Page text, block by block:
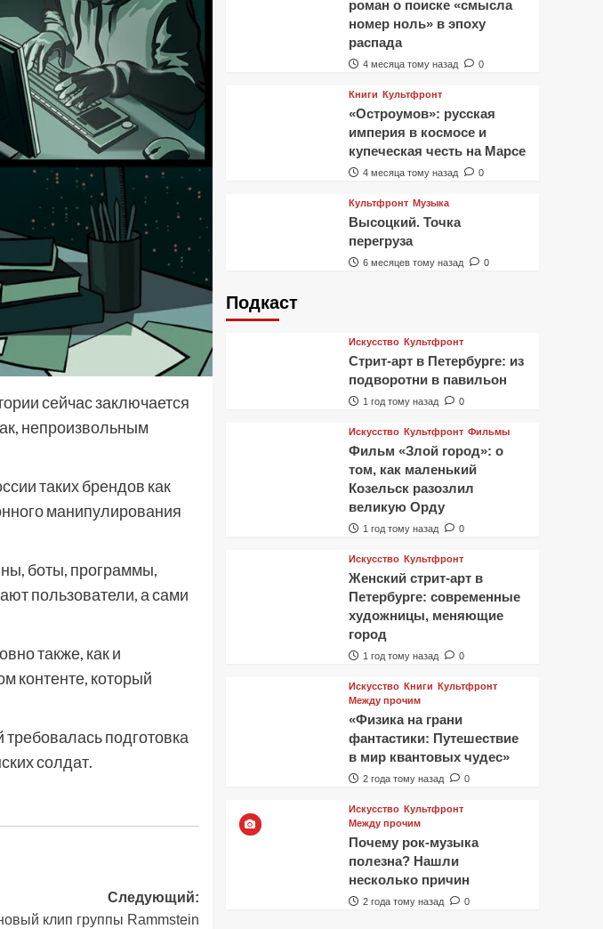
сейчас заключается
непроизвольным
таких брендов как
манипулирования
боты, программы,
пользователи, а сами
также, как и
контенте, который
подготовка
солдат.
Следующий:
клип группы Rammstein
роман о поиске «смысла
номер ноль» в эпоху
распада
4 месяца тому назад 0
Книги Культфронт
«Остроумов»: русская
империя в космосе и
купеческая честь на Марсе
4 месяца тому назад 0
Культфронт Музыка
Высоцкий. Точка
перегруза
6 месяцев тому назад 0
Подкаст
Искусство Культфронт
Стрит-арт в Петербурге: из
подворотни в павильон
1 год тому назад 0
Искусство Культфронт Фильмы
Фильм «Злой город»: о
том, как маленький
Козельск разозлил
великую Орду
1 год тому назад 0
Искусство Культфронт
Женский стрит-арт в
Петербурге: современные
художницы, меняющие
город
1 год тому назад 0
Искусство Книги Культфронт
Между прочим
«Физика на грани
фантастики: Путешествие
в мир квантовых чудес»
2 года тому назад 0
Искусство Культфронт
Между прочим
Почему рок-музыка
полезна? Нашли
несколько причин
2 года тому назад 0